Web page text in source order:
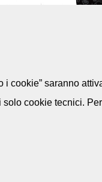
cookie” saranno
cookie tecnici.